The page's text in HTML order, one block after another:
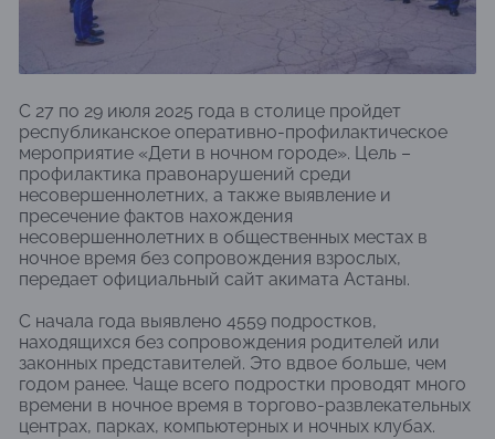
С 27 по 29 июля 2025 года в столице пройдет
республиканское оперативно-профилактическое
мероприятие «Дети в ночном городе». Цель –
профилактика правонарушений среди
несовершеннолетних, а также выявление и
пресечение фактов нахождения
несовершеннолетних в общественных местах в
ночное время без сопровождения взрослых,
передает официальный сайт акимата Астаны.
С начала года выявлено 4559 подростков,
находящихся без сопровождения родителей или
законных представителей. Это вдвое больше, чем
годом ранее. Чаще всего подростки проводят много
времени в ночное время в торгово-развлекательных
центрах, парках, компьютерных и ночных клубах.